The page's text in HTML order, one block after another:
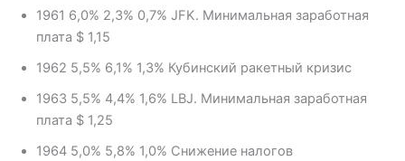
1961 6,0% 2,3% 0,7% JFK. Минимальная заработная
плата $ 1,15
1962 5,5% 6,1% 1,3% Кубинский ракетный кризис
1963 5,5% 4,4% 1,6% LBJ. Минимальная заработная
плата $ 1,25
1964 5,0% 5,8% 1,0% Снижение налогов